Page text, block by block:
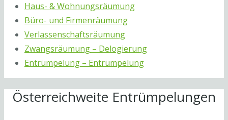
Haus- & Wohnungsräumung
Büro- und Firmenräumung
Verlassenschaftsräumung
Zwangsräumung – Delogierung
Entrümpelung – Entrümpelung
Österreichweite Entrümpelungen